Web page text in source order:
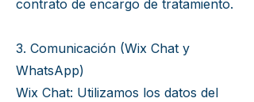
contrato de encargo de tratamiento.
3. Comunicación (Wix Chat y
WhatsApp)
Wix Chat: Utilizamos los datos del